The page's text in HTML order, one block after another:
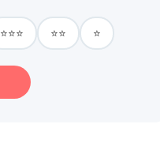
⭐⭐⭐ ⭐⭐ ⭐